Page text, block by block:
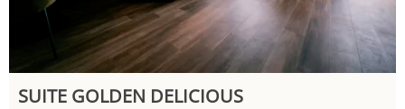
SUITE GOLDEN DELICIOUS